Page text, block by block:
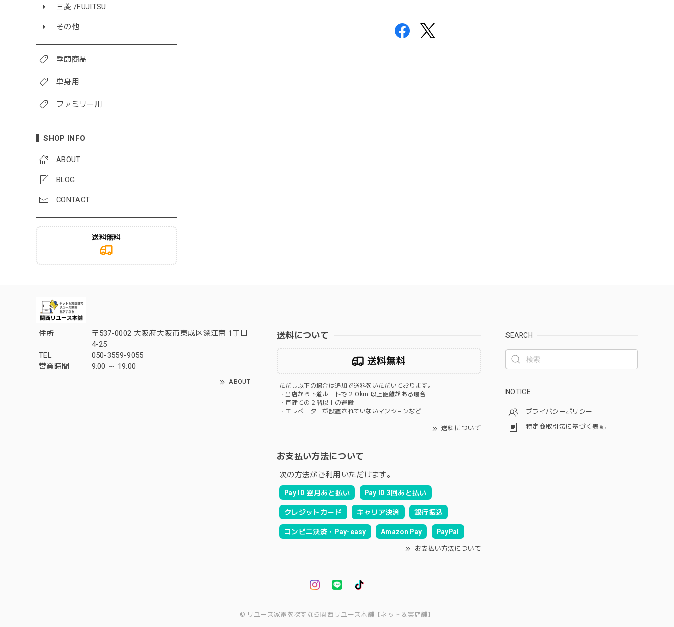
三菱 /FUJITSU
その他
季節商品
単身用
ファミリー用
SHOP INFO
ABOUT
BLOG
CONTACT
送料無料
住所
〒537-0002 大阪府大阪市東成区深江南 1丁目
4-25
TEL
050-3559-9055
営業時間
9:00 ～ 19:00
ABOUT
送料について
送料無料
ただし以下の場合は追加で送料をいただいております。
・当店から下道ルートで２０km 以上距離がある場合
・戸建ての２階以上の運搬
・エレベーターが設置されていないマンションなど
送料について
お支払い方法について
次の方法がご利用いただけます。
Pay ID 翌月あと払い Pay ID 3回あと払い
クレジットカード キャリア決済 銀行振込
コンビニ決済・Pay-easy Amazon Pay PayPal
お支払い方法について
SEARCH
NOTICE
プライバシーポリシー
特定商取引法に基づく表記
© リユース家電を探すなら関西リユース本舗【ネット＆実店舗】